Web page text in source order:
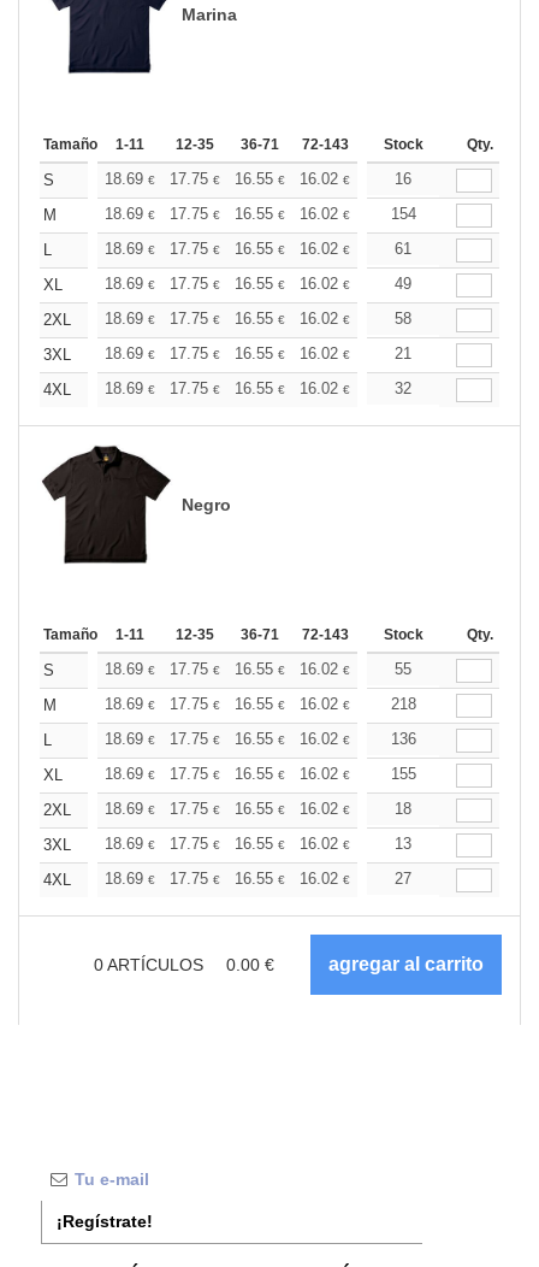
Marina
Tamaño 1-11 12-35 36-71 72-143 144-287 288 +
Stock Qty.
S 18.69 € 17.75 € 16.55 € 16.02 € 15.21€
16
M
18.69 € 17.75 € 16.55 € 16.02 € 15.21€
154
L
18.69 € 17.75 € 16.55 € 16.02 € 15.21
61
XL
18.69 € 17.75 € 16.55 € 16.02 € 15.21€
49
2XL
18.69 € 17.75 € 16.55 € 16.02 € 15.21€
58
3XL
18.69 € 17.75 € 16.55 € 16.02 € 15.21
21
4XL
18.69 € 17.75 € 16.55 € 16.02 € 15.21€
32
Negro
Tamaño 1-11 12-35 36-71 72-143 144-287 288 +
Stock Qty.
S 18.69 € 17.75 € 16.55 € 16.02 € 15.21€
55
M
18.69 € 17.75 € 16.55 € 16.02 € 15.21€
218
L
18.69 € 17.75 € 16.55 € 16.02 € 15.21€
136
XL
18.69 € 17.75 € 16.55 € 16.02 € 15.21€
155
2XL
18.69 € 17.75 € 16.55 € 16.02 € 15.21€
18
3XL
18.69 € 17.75 € 16.55 € 16.02 € 15.21€
13
4XL
18.69 € 17.75 € 16.55 € 16.02 € 15.21€
27
0ARTÍCULOS 0.00 €
¡Regístrate!